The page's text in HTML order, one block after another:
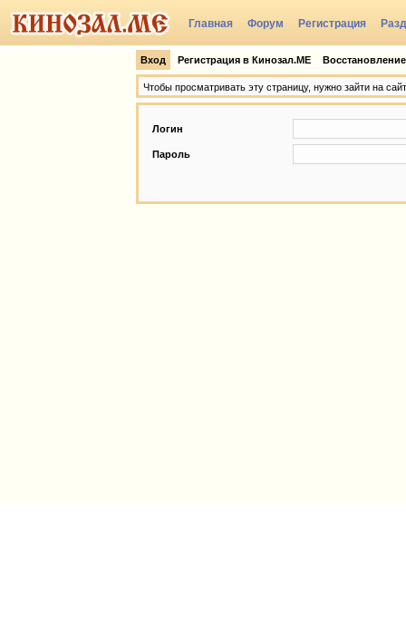
Главная Форум Регистрация
Вход Регистрация в Кинозал.МЕ
Чтобы просматривать эту страницу, нужно зайти на сайт
Логин
Пароль